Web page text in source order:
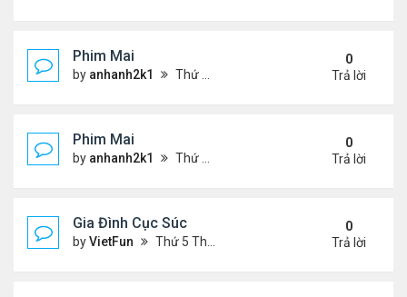
Phim Mai
by anhanh2k1 Thứ 2 Tháng 5 20, 2024 2:03 am
0
Trả lời
Phim Mai
by anhanh2k1 Thứ 6 Tháng 5 17, 2024 9:42 pm
0
Trả lời
Gia Đình Cục Súc
byVietFun Thứ 5 Tháng 1 19, 2023 4:42 pm
0
Trả lời